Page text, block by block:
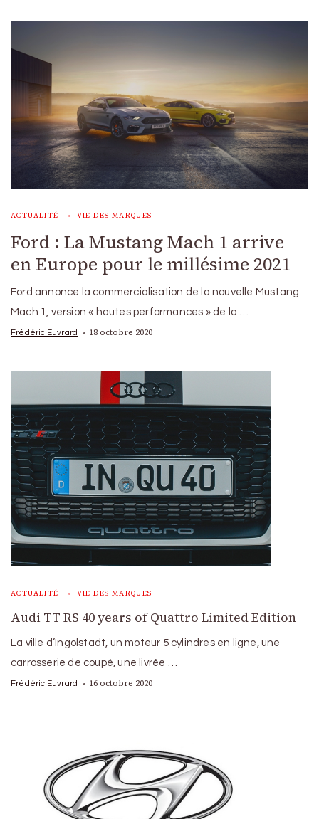
ACTUALITÉ VIE DES MARQUES
Ford : La Mustang Mach 1 arrive
en Europe pour le millésime 2021
Ford annonce la commercialisation de la nouvelle Mustang
Mach 1, version « hautes performances » de la …
Frédéric Euvrard 18 octobre 2020
ACTUALITÉ VIE DES MARQUES
Audi TT RS 40 years of Quattro Limited Edition
La ville d’Ingolstadt, un moteur 5 cylindres en ligne, une
carrosserie de coupé, une livrée …
Frédéric Euvrard 16 octobre 2020